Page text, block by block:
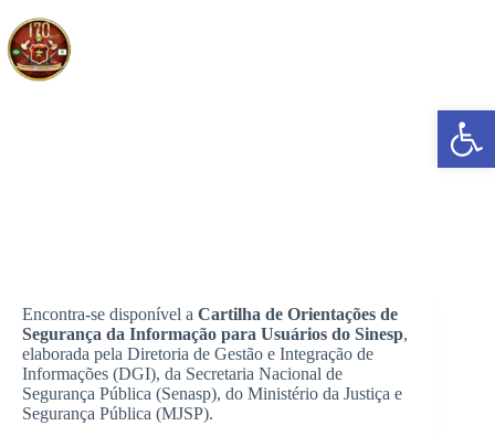
Abrir a barra de ferramentas
para
conteúdo
Encontra-se disponível a Cartilha de Orientações de
Segurança da Informação para Usuários do Sinesp,
elaborada pela Diretoria de Gestão e Integração de
Informações (DGI), da Secretaria Nacional de
Segurança Pública (Senasp), do Ministério da Justiça e
Segurança Pública (MJSP).